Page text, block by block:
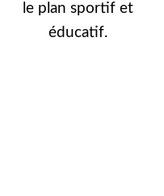
le plan sportif et
éducatif.